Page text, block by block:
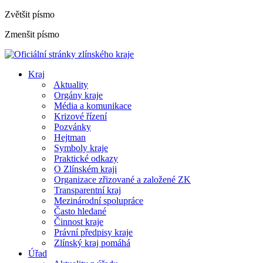
Zvětšit písmo
Zmenšit písmo
Kraj
Aktuality
Orgány kraje
Média a komunikace
Krizové řízení
Pozvánky
Hejtman
Symboly kraje
Praktické odkazy
O Zlínském kraji
Organizace zřizované a založené ZK
Transparentní kraj
Mezinárodní spolupráce
Často hledané
Činnost kraje
Právní předpisy kraje
Zlínský kraj pomáhá
Úřad